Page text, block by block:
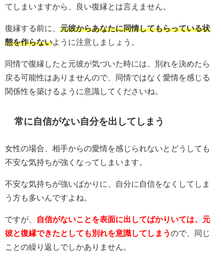
てしまいますから、良い復縁とは言えません。
復縁する前に、 元彼からあなたに同情してもらっている状
態を作らないように注意しましょう。
同情で復縁したと元彼が気づいた時には、別れを決めたら
戻る可能性はありませんので、同情ではなく愛情を感じる
関係性を築けるように意識してくださいね。
常に自信がない自分を出してしまう
女性の場合、相手からの愛情を感じられないとどうしても
不安な気持ちが強くなってしまいます。
不安な気持ちが強いばかりに、自分に自信をなくしてしま
う方も多いんですよね。
ですが、
自信がないことを表面に出してばかりいては、元
彼と復縁できたとしても別れを意識してしまうので、同じ
ことの繰り返しでしかありません。